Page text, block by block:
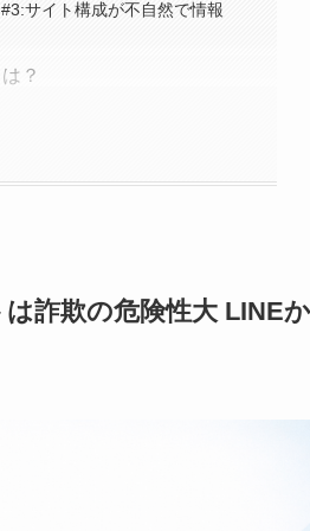
サイト構成が不自然で情報
？
詐欺の危険性大 LINEか